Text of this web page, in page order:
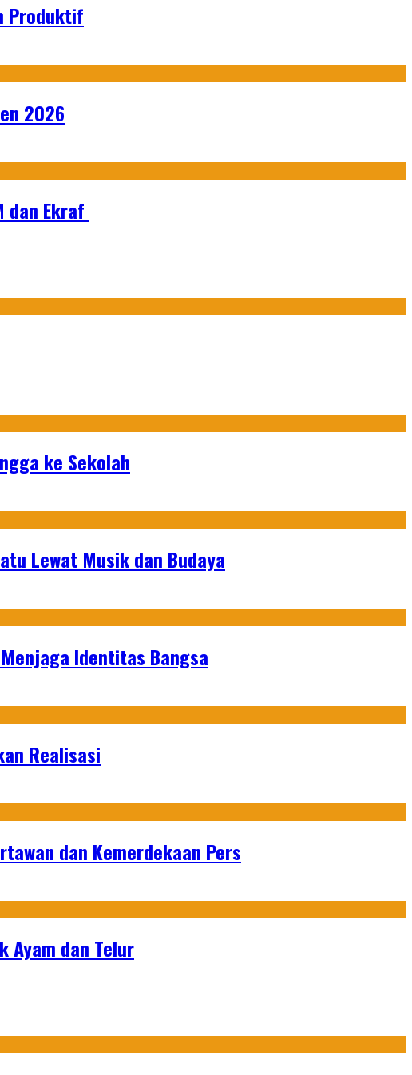
Produktif
2026
dan Ekraf
ke Sekolah
Lewat Musik dan Budaya
Identitas Bangsa
Realisasi
dan Kemerdekaan Pers
Ayam dan Telur